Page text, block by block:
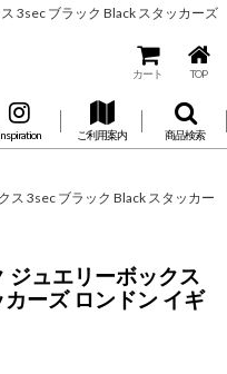
3sec ブラック Black スタッカーズ
カート TOP
Inspiration ご利用案内 商品検索
ス 3sec ブラック Black スタッカー
ジュエリーボックス
ーズ ロンドン イギ